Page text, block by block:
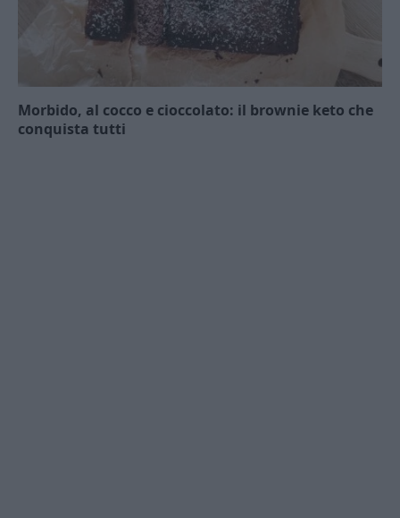
Morbido, al cocco e cioccolato: il brownie keto che
conquista tutti